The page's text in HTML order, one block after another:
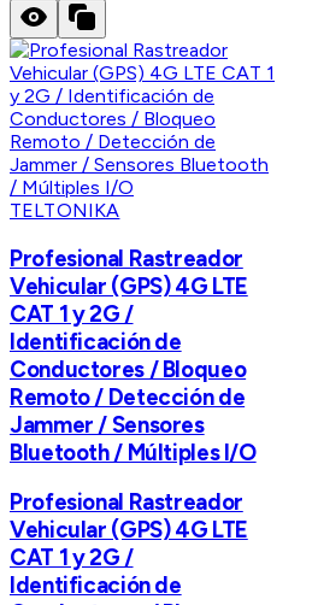
TELTONIKA
Profesional Rastreador
Vehicular (GPS) 4G LTE
CAT 1 y 2G /
Identificación de
Conductores / Bloqueo
Remoto / Detección de
Jammer / Sensores
Bluetooth / Múltiples I/O
Profesional Rastreador
Vehicular (GPS) 4G LTE
CAT 1 y 2G /
Identificación de